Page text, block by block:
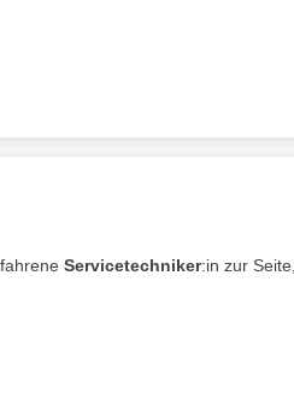
Servicetechniker:in zur Seite,